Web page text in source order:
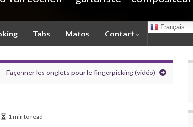
Tabs Matos Contact
Français
Façonner les onglets pour le fingerpicking (vidéo)
1 min to read